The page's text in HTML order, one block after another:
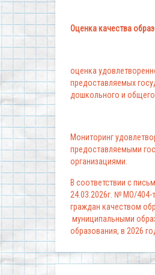
Оценка качества
оценка
предоставляемых
дошкольного и
Мониторинг
предоставляемыми
организациями.
В соответствии с
24.03.2026г. № МО/404-
граждан качеством
муниципальными
образования, в 2026